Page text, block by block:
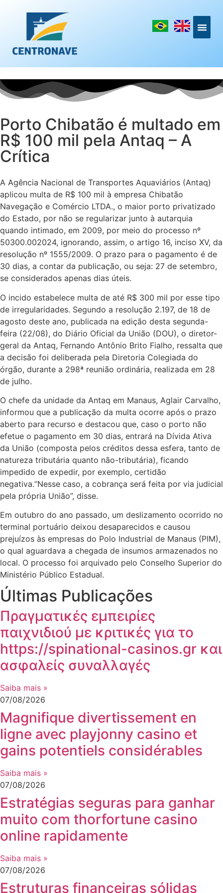
Porto Chibatão é multado em
R$ 100 mil pela Antaq – A
Crítica
A Agência Nacional de Transportes Aquaviários (Antaq)
aplicou multa de R$ 100 mil à empresa Chibatão
Navegação e Comércio LTDA., o maior porto privatizado
do Estado, por não se regularizar junto à autarquia
quando intimado, em 2009, por meio do processo nº
50300.002024, ignorando, assim, o artigo 16, inciso XV, da
resolução nº 1555/2009. O prazo para o pagamento é de
30 dias, a contar da publicação, ou seja: 27 de setembro,
se considerados apenas dias úteis.
O incido estabelece multa de até R$ 300 mil por esse tipo
de irregularidades. Segundo a resolução 2.197, de 18 de
agosto deste ano, publicada na edição desta segunda-
feira (22/08), do Diário Oficial da União (DOU), o diretor-
geral da Antaq, Fernando Antônio Brito Fialho, ressalta que
a decisão foi deliberada pela Diretoria Colegiada do
órgão, durante a 298ª reunião ordinária, realizada em 28
de julho.
O chefe da unidade da Antaq em Manaus, Aglair Carvalho,
informou que a publicação da multa ocorre após o prazo
aberto para recurso e destacou que, caso o porto não
efetue o pagamento em 30 dias, entrará na Dívida Ativa
da União (composta pelos créditos dessa esfera, tanto de
natureza tributária quanto não-tributária), ficando
impedido de expedir, por exemplo, certidão
negativa.“Nesse caso, a cobrança será feita por via judicial
pela própria União”, disse.
Em outubro do ano passado, um deslizamento ocorrido no
terminal portuário deixou desaparecidos e causou
prejuízos às empresas do Polo Industrial de Manaus (PIM),
o qual aguardava a chegada de insumos armazenados no
local. O processo foi arquivado pelo Conselho Superior do
Ministério Público Estadual.
Últimas Publicações
Πραγματικές εμπειρίες
παιχνιδιού με κριτικές για το
https://spinational-casinos.gr και
ασφαλείς συναλλαγές
Saiba mais »
07/08/2026
Magnifique divertissement en
ligne avec playjonny casino et
gains potentiels considérables
Saiba mais »
07/08/2026
Estratégias seguras para ganhar
muito com thorfortune casino
online rapidamente
Saiba mais »
07/08/2026
Estruturas financeiras sólidas